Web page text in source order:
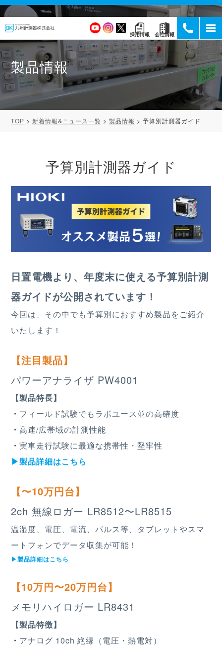
採用情報 会社情報
製品情報
TOP 新着情報&ニュース一覧 製品情報 予算別計測器ガイド
予算別計測器ガイド
日置電機より、年度末に使える予算別計測
器ガイドが公開されています！
今回は、その中でも予算別におすすめ製品をご紹介
いたします！
【注目製品】
パワーアナライザ PW4001
【製品特長】
・ フィールド試験でもラボユース並の高確度
・高速/広帯域の計測性能
・実車走行試験に最適な携帯性・堅牢性
▶︎製品詳細はこちら
【〜10万円台】
2ch 無線ロガー LR8512〜LR8515
温湿度、電圧、電流、パルス等、タブレットやスマ
ートフォンでデータ収集が可能！
▶︎製品詳細はこちら
【10万円〜20万円台】
メモリハイロガー LR8431
【製品特徴】
・ アナログ 10ch 絶縁（電圧・熱電対）